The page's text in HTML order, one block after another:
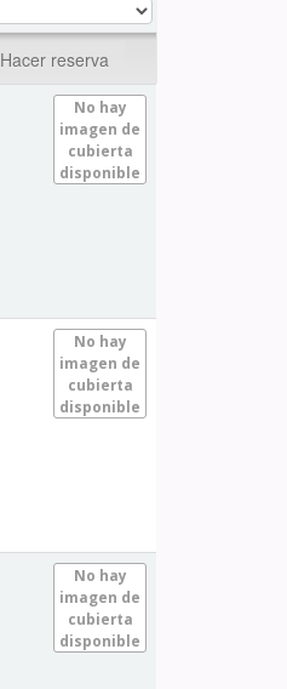
Hacer reserva
No hay
imagen de
cubierta
disponible
No hay
imagen de
cubierta
disponible
No hay
imagen de
cubierta
disponible